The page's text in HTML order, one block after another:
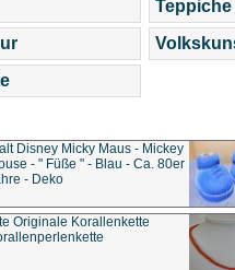
Disney Micky Maus - Mickey
- " Füße " - Blau - Ca. 80er
- Deko
Originale Korallenkette